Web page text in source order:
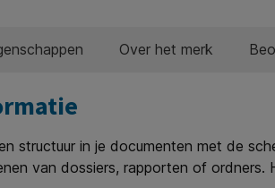
Over het merk
structuur in je documenten met de
van dossiers, rapporten of